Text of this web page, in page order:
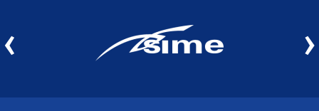
‹ ›